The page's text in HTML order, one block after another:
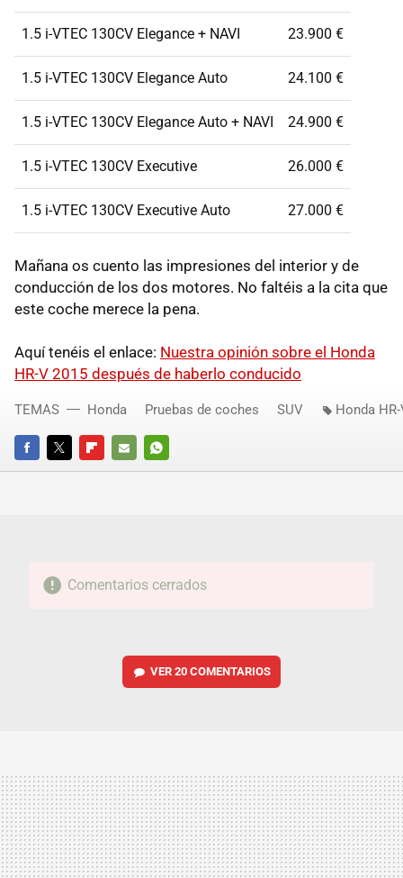
1.5 i-VTEC 130CV Elegance + NAVI 23.900 €
1.5 i-VTEC 130CV Elegance Auto 24.100 €
1.5 i-VTEC 130CV Elegance Auto + NAVI 24.900 €
1.5 i-VTEC 130CV Executive 26.000 €
1.5 i-VTEC 130CV Executive Auto 27.000 €
Mañana os cuento las impresiones del interior y de
conducción de los dos motores. No faltéis a la cita que
este coche merece la pena.
Aquí tenéis el enlace: Nuestra opinión sobre el Honda
HR-V 2015 después de haberlo conducido
FACEBOOKTWITTERFLIPBOARD
E-
WHATSAPP
TEMAS Honda Pruebas de coches SUV Honda
Comentarios cerrados
VER 20 COMENTARIOS